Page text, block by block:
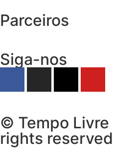
Parceiros
Siga-nos
© Tempo
rights reserved